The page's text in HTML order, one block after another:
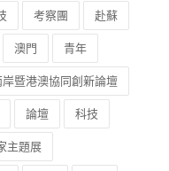
考察團 赴蘇
澳門 青年
岸暨港澳協同創新論壇
論壇 科技
主題展